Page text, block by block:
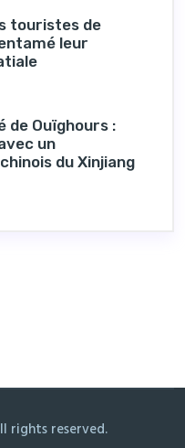
touristes de
leur
de Ouïghours :
un
du Xinjiang
rights reserved.